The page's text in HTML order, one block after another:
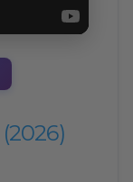
(2026)